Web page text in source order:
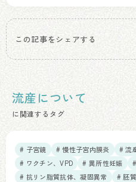
この記事をシェアする
流産について
に関連するタグ
# 子宮鏡 # 慢性子宮内膜炎 # 流
# ワクチン、VPD
# 異所性妊娠
# 抗リン脂質抗体、凝固異常
# 胚